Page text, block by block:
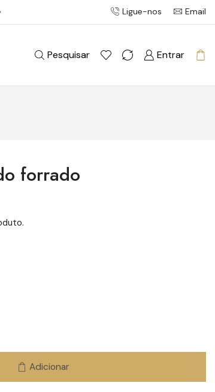
Entrega gratuita em pedidos
Ligue-nos Email
Pesquisar Entrar
forrado
Adicionar